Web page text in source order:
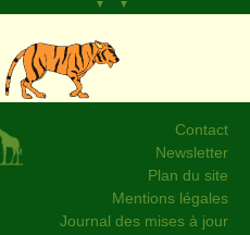
▼
▼
Contact
Newsletter
Plan du site
Mentions légales
Journal des mises à jour